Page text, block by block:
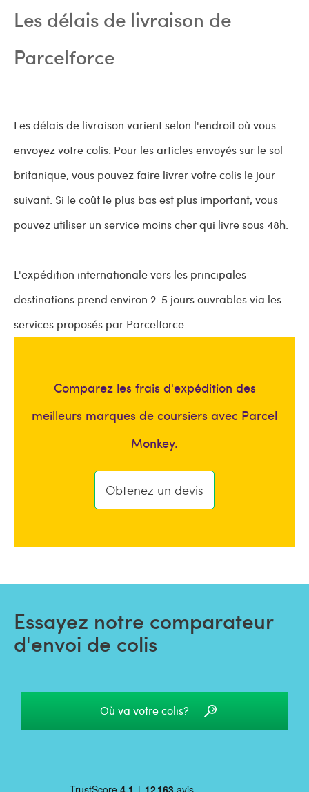
Les délais de livraison de
Parcelforce
Les délais de livraison varient selon l'endroit où vous
envoyez votre colis. Pour les articles envoyés sur le sol
britanique, vous pouvez faire livrer votre colis le jour
suivant. Si le coût le plus bas est plus important, vous
pouvez utiliser un service moins cher qui livre sous 48h.
L'expédition internationale vers les principales
destinations prend environ 2-5 jours ouvrables via les
services proposés par Parcelforce.
Comparez les frais d'expédition des
meilleurs marques de coursiers avec Parcel
Monkey.
Obtenez un devis
Essayez notre comparateur
d'envoi de colis
Où va votre colis?